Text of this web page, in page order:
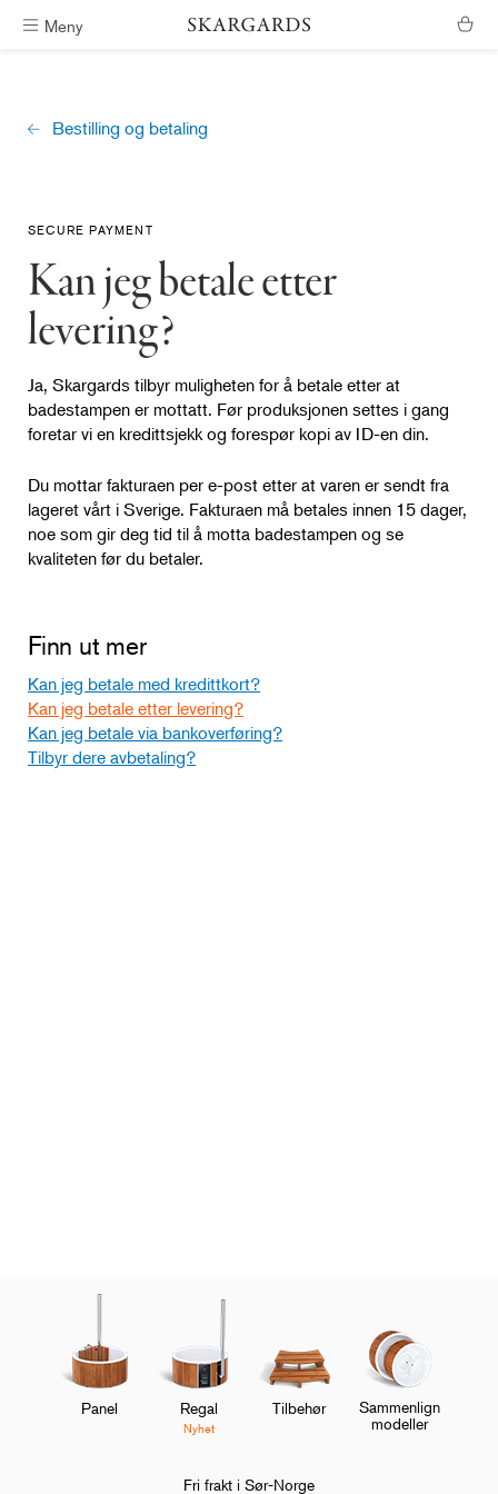
Meny Fri frakt i Sør-Norge
Bestilling og betaling
SECURE PAYMENT
Kan jeg betale etter
levering?
Ja, Skargards tilbyr muligheten for å betale etter at
badestampen er mottatt. Før produksjonen settes i gang
foretar vi en kredittsjekk og forespør kopi av ID-en din.
Du mottar fakturaen per e-post etter at varen er sendt fra
lageret vårt i Sverige. Fakturaen må betales innen 15 dager,
noe som gir deg tid til å motta badestampen og se
kvaliteten før du betaler.
Finn ut mer
Kan jeg betale med kredittkort?
Kan jeg betale etter levering?
Kan jeg betale via bankoverføring?
Tilbyr dere avbetaling?
Panel Regal
Nyhet
Tilbehør
Sammenlign
modeller
Fri frakt i Sør-Norge